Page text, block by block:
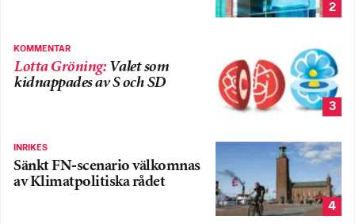
2
KOMMENTAR
Lotta Gröning: Valet som
kidnappades av S och SD
3
INRIKES
Sänkt FN-scenario välkomnas
av Klimatpolitiska rådet
4